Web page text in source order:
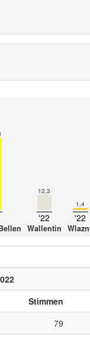
12,3
'22
Wallentin
1,4
'22
Stimmen
79